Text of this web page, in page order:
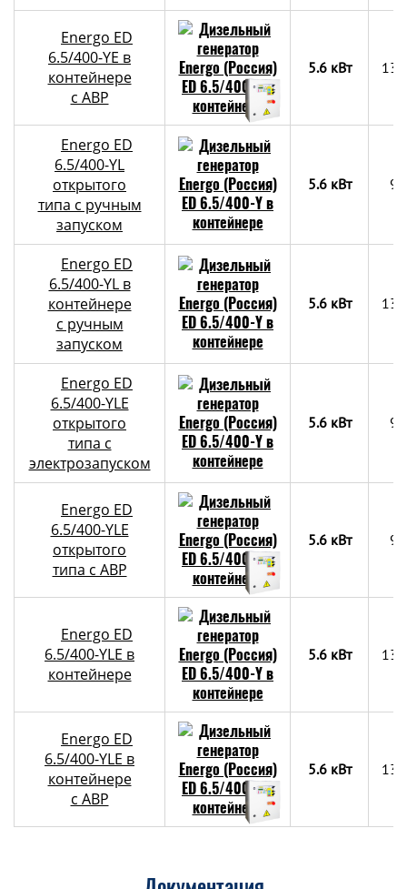
Energo ED
6.5/400-YE в
контейнере
c АВР
5.6 кВт
Energo ED
6.5/400-YL
открытого
типа с ручным
запуском
5.6 кВт
Energo ED
6.5/400-YL в
контейнере
с ручным
запуском
5.6 кВт
Energo ED
6.5/400-YLE
открытого
типа с
электрозапуском
5.6 кВт
Energo ED
6.5/400-YLE
открытого
типа с АВР
5.6 кВт
Energo ED
6.5/400-YLE в
контейнере
5.6 кВт
Energo ED
6.5/400-YLE в
контейнере
c АВР
5.6 кВт